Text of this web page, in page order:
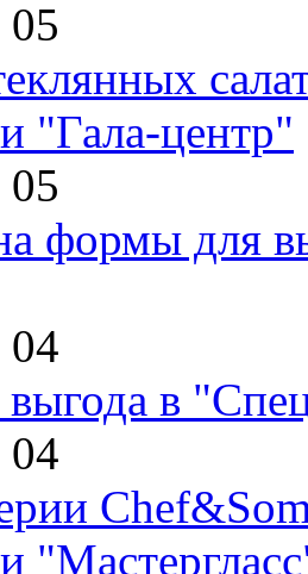
05
"Гала-центр"
05
формы для
04
в
04